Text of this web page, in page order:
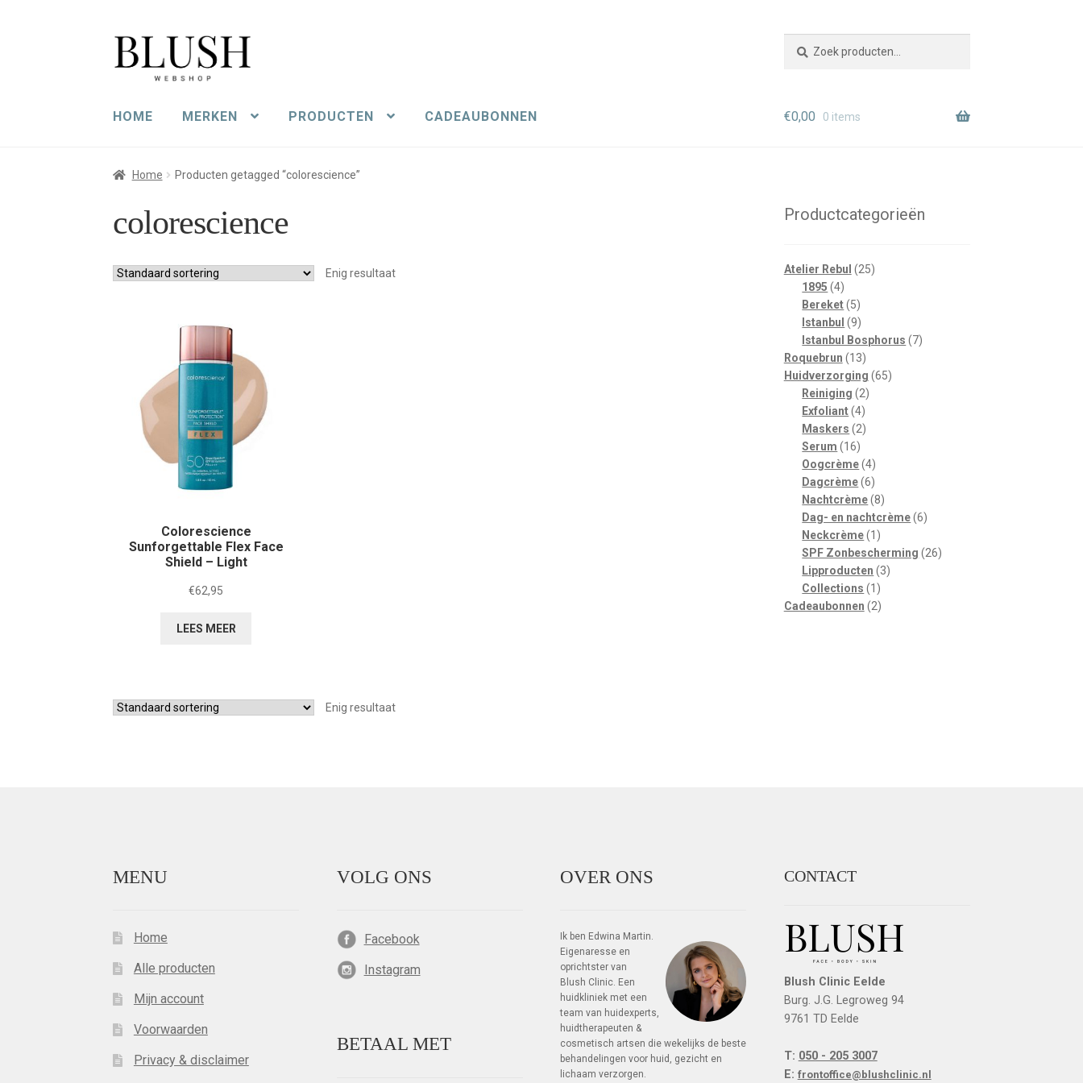
Ga
door
Ga
naar
naar:
HOME MERKEN PRODUCTEN CADEAUBONNEN €0,00 0 items
Home Producten getagged “colorescience”
colorescience
Enig resultaat
Colorescience
Sunforgettable Flex Face
Shield – Light
€62,95
LEES MEER
Enig resultaat
Productcategorieën
Atelier Rebul 2525
1895 44
producten
Bereket 55
producten
Istanbul 99
producten
Istanbul Bosphorus 77
Roquebrun 1313
producten
Huidverzorging 6565
Reiniging 22
Exfoliant 44
producten
Maskers 22
Serum 1616
producten
Oogcrème 44
producten
Dagcrème 66
producten
Nachtcrème 88
producten
Dag- en nachtcrème 66
Neckcrème 1 1
product
SPF Zonbescherming 2626
Lipproducten 33
Collections 1 1
product
Cadeaubonnen 22
MENU
Home
Alle producten
Mijn account
Voorwaarden
Privacy & disclaimer
VOLG ONS
Facebook
Instagram
BETAAL MET
OVER ONS
Ik ben Edwina Martin.
Eigenaresse en
oprichtster van
Blush Clinic. Een
huidkliniek met een
team van huid­experts,
huid­thera­peuten &
cosme­tisch artsen die weke­lijks de beste
be­hande­lingen voor huid, gezicht en
lichaam verzorgen.
CONTACT
Blush Clinic Eelde
Burg. J.G. Legroweg 94
9761 TD Eelde
T: 050 - 205 3007
E: frontoffice@blushclinic.nl